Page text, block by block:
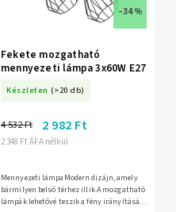
–34 %
Fekete mozgatható
mennyezeti lámpa 3x60W E27
Készleten (>20 db)
2 348 Ft ÁFA nélkül
4 532 Ft 2 982 Ft
Mennyezeti lámpaModern dizájn, amely
bármilyen belső térhez illik.A mozgatható
lámpák lehetővé teszik a fény irányítását